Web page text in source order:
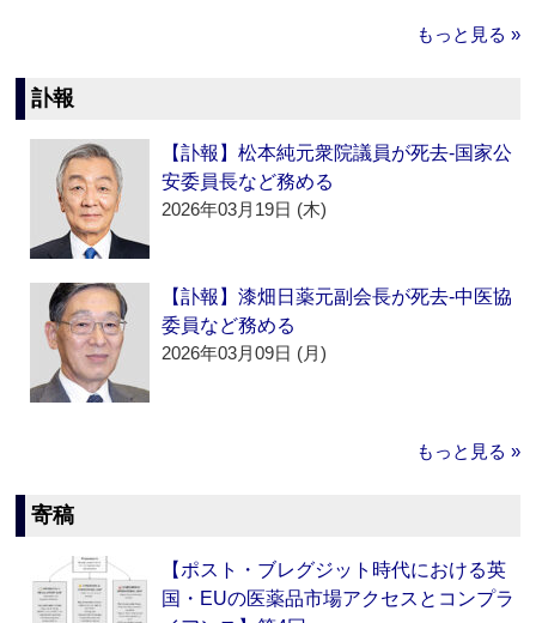
もっと見る »
訃報
【訃報】松本純元衆院議員が死去‐国家公
安委員長など務める
2026年03月19日 (木)
【訃報】漆畑日薬元副会長が死去‐中医協
委員など務める
2026年03月09日 (月)
もっと見る »
寄稿
【ポスト・ブレグジット時代における英
国・EUの医薬品市場アクセスとコンプラ